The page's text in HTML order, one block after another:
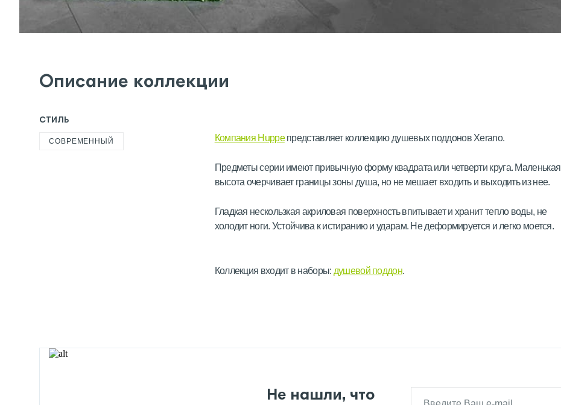
Описание коллекции
СТИЛЬ
СОВРЕМЕННЫЙ Компания Huppeпредставляет коллекцию душевых поддонов Xerano.
Предметы серии имеют привычную форму квадрата или четверти круга. Маленькая
высота очерчивает границы зоны душа, но не мешает входить и выходить из нее.
Гладкая нескользкая акриловая поверхность впитывает и хранит тепло воды, не
холодит ноги. Устойчива к истиранию и ударам. Не деформируется и легко моется.
Коллекция входит в наборы: душевой поддон.
Не нашли, что